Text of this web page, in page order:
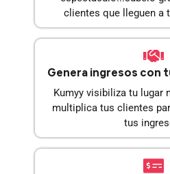
clientes que lleguen a
Genera ingresos con
Kumyy visibiliza tu lugar
multiplica tus clientes
tus